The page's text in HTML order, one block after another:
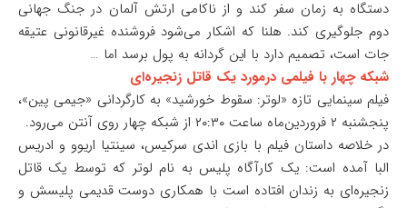
دستگاه به زمان سفر کند و از ناکامی ارتش آلمان در جنگ جهانی
دوم جلوگیری کند. هلنا که اشکار می‌شود فروشنده غیرقانونی عتیقه
جات است، تصمیم دارد با این گردانه به پول برسد اما …
شبکه چهار با فیلمی درمورد یک قاتل زنجیره‌ای
فیلم سینمایی تازه «لوتر: سقوط خورشید» به کارگردانی «جیمی پین»،
پنجشنبه ۲ فروردین‌ماه ساعت ۲۰:۳۰ از شبکه چهار روی آنتن می‌رود.
در خلاصه داستان فیلم با بازی اندی سرکیس، سینتیا اریوو و ادریس
البا آمده است: یک کارآگاه پلیس به نام لوتر که توسط یک قاتل
زنجیره‌ای به زندان افتاده است با همکاری دوست قدیمی پلیسش و